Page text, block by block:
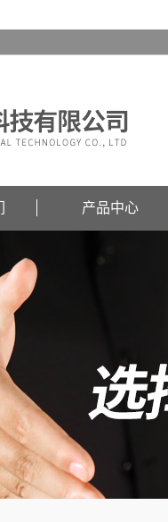
产品中心